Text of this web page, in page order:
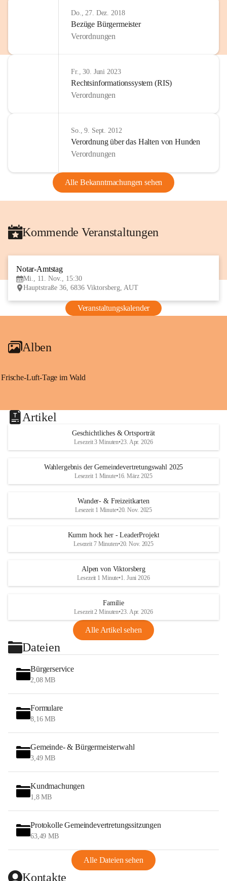
Do., 27. Dez. 2018
Bezüge Bürgermeister
Verordnungen
Fr., 30. Juni 2023
Rechtsinformationssystem (RIS)
Verordnungen
So., 9. Sept. 2012
Verordnung über das Halten von Hunden
Verordnungen
Alle Bekanntmachungen sehen
Kommende Veranstaltungen
Notar-Amtstag
Mi., 11. Nov., 15:30
Hauptstraße 36, 6836 Viktorsberg, AUT
Veranstaltungskalender
Alben
Frische-Luft-Tage im Wald
Artikel
Geschichtliches & Ortsporträt
Lesezeit 3 Minuten•23. Apr. 2026
Wahlergebnis der Gemeindevertretungswahl 2025
Lesezeit 1 Minute•16. März 2025
Wander- & Freizeitkarten
Lesezeit 1 Minute•20. Nov. 2025
Kumm hock her - LeaderProjekt
Lesezeit 7 Minuten•20. Nov. 2025
Alpen von Viktorsberg
Lesezeit 1 Minute•1. Juni 2026
Familie
Lesezeit 2 Minuten•23. Apr. 2026
Alle Artikel sehen
Dateien
Bürgerservice
2,08 MB
Formulare
8,16 MB
Gemeinde- & Bürgermeisterwahl
3,49 MB
Kundmachungen
1,8 MB
Protokolle Gemeindevertretungssitzungen
63,49 MB
Alle Dateien sehen
Kontakte